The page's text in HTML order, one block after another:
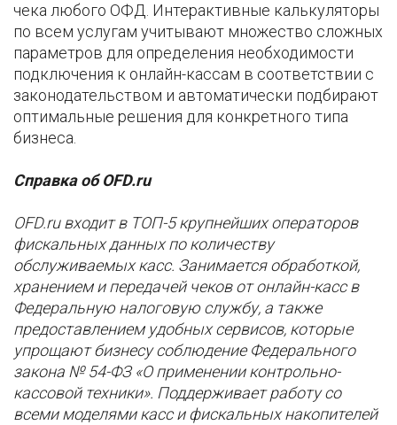
чека любого ОФД. Интерактивные калькуляторы
по всем услугам учитывают множество сложных
параметров для определения необходимости
подключения к онлайн-кассам в соответствии с
законодательством и автоматически подбирают
оптимальные решения для конкретного типа
бизнеса.
Справка об OFD.ru
OFD.ru входит в ТОП-5 крупнейших операторов
фискальных данных по количеству
обслуживаемых касс. Занимается обработкой,
хранением и передачей чеков от онлайн-касс в
Федеральную налоговую службу, а также
предоставлением удобных сервисов, которые
упрощают бизнесу соблюдение Федерального
закона № 54-ФЗ «О применении контрольно-
кассовой техники». Поддерживает работу со
всеми моделями касс и фискальных накопителей